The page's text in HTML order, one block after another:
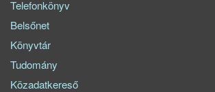
Telefonkönyv
Belsőnet
Könyvtár
Tudomány
Közadatkereső